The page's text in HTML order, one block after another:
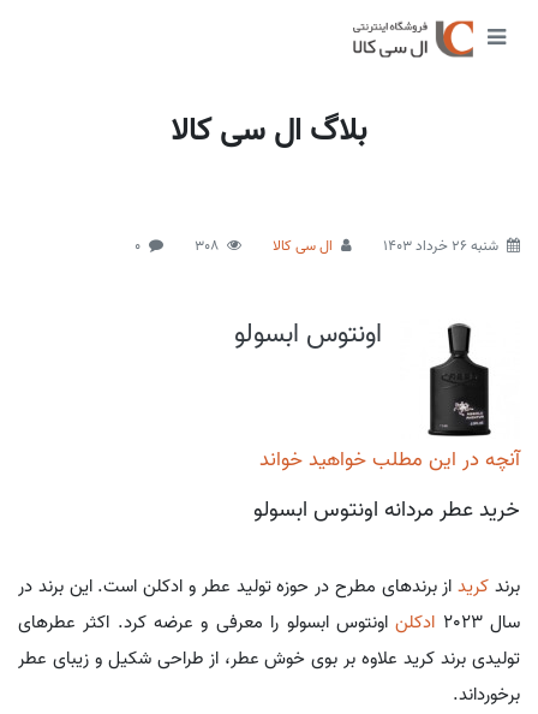
بلاگ ال سی کالا
شنبه 26 خرداد 1403 ال سی کالا 308
0
اونتوس ابسولو
آنچه در این مطلب خواهید خواند
خرید عطر مردانه اونتوس ابسولو
برند کریداز برندهای مطرح در حوزه تولید عطر و ادکلن است. این برند در
سال 2023
ادکلناونتوس ابسولو را معرفی و عرضه کرد. اکثر عطرهای
تولیدی برند کرید علاوه بر بوی خوش عطر، از طراحی شکیل و زیبای عطر
برخورداند.